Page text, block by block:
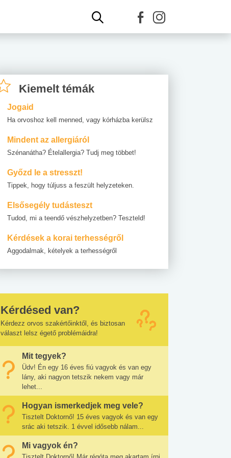
Kiemelt témák
Jogaid
Ha orvoshoz kell menned, vagy kórházba kerülsz
Mindent az allergiáról
Szénanátha? Ételallergia? Tudj meg többet!
Győzd le a stresszt!
Tippek, hogy túljuss a feszült helyzeteken.
Elsősegély tudásteszt
Tudod, mi a teendő vészhelyzetben? Teszteld!
Kérdések a korai terhességről
Aggodalmak, kételyek a terhességről
Kérdésed van?
Kérdezz orvos szakértőinktől, és biztosan
választ lelsz égető problémáidra!
Mit tegyek?
Üdv! Én egy 16 éves fiú vagyok és van egy
lány, aki nagyon tetszik nekem vagy már
lehet...
Hogyan ismerkedjek meg vele?
Tisztelt Doktornő! 15 éves vagyok és van egy
srác aki tetszik. 1 évvel idősebb nálam...
Mi vagyok én?